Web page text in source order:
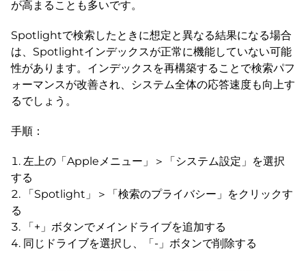
が高まることも多いです。
Spotlightで検索したときに想定と異なる結果になる場合
は、Spotlightインデックスが正常に機能していない可能
性があります。インデックスを再構築することで検索パフ
ォーマンスが改善され、システム全体の応答速度も向上す
るでしょう。
手順：
左上の「Appleメニュー」＞「システム設定」を選択
する
「Spotlight」＞「検索のプライバシー」をクリックす
る
「+」ボタンでメインドライブを追加する
同じドライブを選択し、「-」ボタンで削除する